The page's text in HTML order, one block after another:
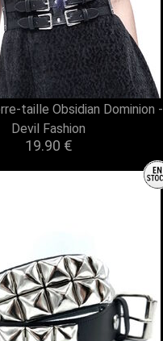
taille Obsidian Dominion -
Devil Fashion
19.90 €